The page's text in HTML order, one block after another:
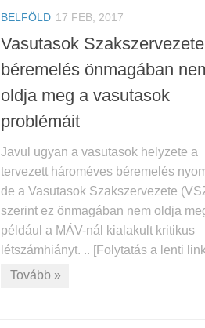
BELFÖLD 17 FEB, 2017
Vasutasok
béremelés önmagában
oldja meg a vasutasok
problémáit
Javul ugyan a vasutasok helyzete a
tervezett hároméves béremelés
de a Vasutasok Szakszervezete
szerint ez önmagában nem oldja
például a MÁV-nál kialakult kritikus
létszámhiányt. .. [Folytatás a lenti
Tovább »